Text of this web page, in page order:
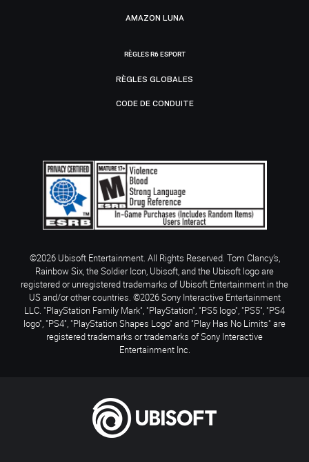
AMAZON LUNA
RÈGLES R6 ESPORT
RÈGLES GLOBALES
CODE DE CONDUITE
©2026 Ubisoft Entertainment. All Rights Reserved. Tom Clancy’s,
Rainbow Six, the Soldier Icon, Ubisoft, and the Ubisoft logo are
registered or unregistered trademarks of Ubisoft Entertainment in the
US and/or other countries. ©2026 Sony Interactive Entertainment
LLC. "PlayStation Family Mark", "PlayStation", "PS5 logo", "PS5", "PS4
logo", "PS4", "PlayStation Shapes Logo" and "Play Has No Limits" are
registered trademarks or trademarks of Sony Interactive
Entertainment Inc.